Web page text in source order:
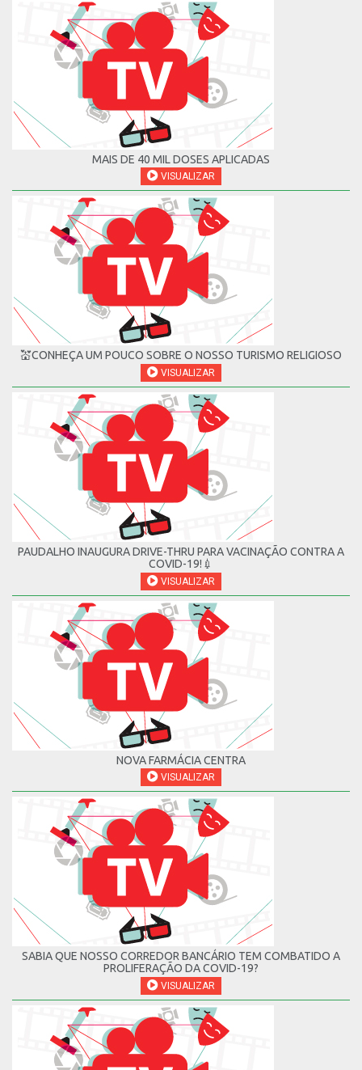
MAIS DE 40 MIL DOSES APLICADAS
VISUALIZAR
💒CONHEÇA UM POUCO SOBRE O NOSSO TURISMO RELIGIOSO
VISUALIZAR
PAUDALHO INAUGURA DRIVE-THRU PARA VACINAÇÃO CONTRA A
COVID-19!💉
VISUALIZAR
NOVA FARMÁCIA CENTRA
VISUALIZAR
SABIA QUE NOSSO CORREDOR BANCÁRIO TEM COMBATIDO A
PROLIFERAÇÃO DA COVID-19?
VISUALIZAR